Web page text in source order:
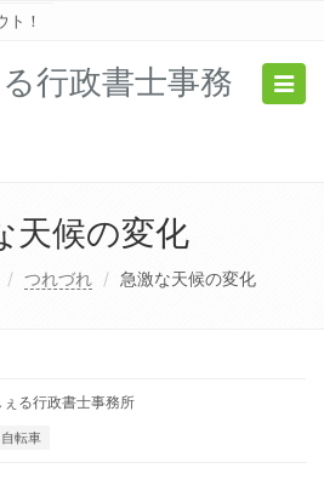
ト！
行政書士事務
天候の変化
つれづれ 急激な天候の変化
る行政書士事務所
自転車